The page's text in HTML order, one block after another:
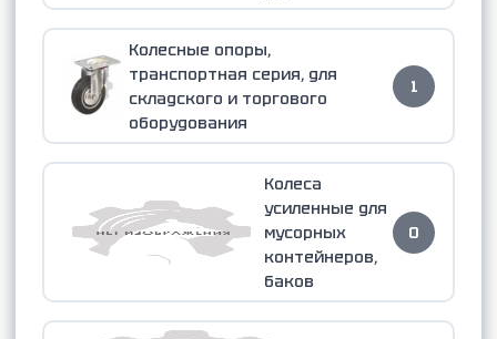
Колесные опоры,
транспортная серия, для
складского и торгового
оборудования
1
Колеса
усиленные для
мусорных
контейнеров,
баков
0